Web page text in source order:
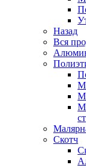
Назад
Вся
Скотч